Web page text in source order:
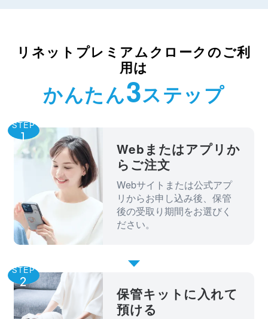
リネットプレミアムクロークのご利
用は
かんたん3ステップ
STEP
Webまたはアプリか
らご注文
Webサイトまたは公式アプ
リからお申し込み後、保管
後の受取り期間をお選びく
ださい。
STEP
保管キットに入れて
預ける